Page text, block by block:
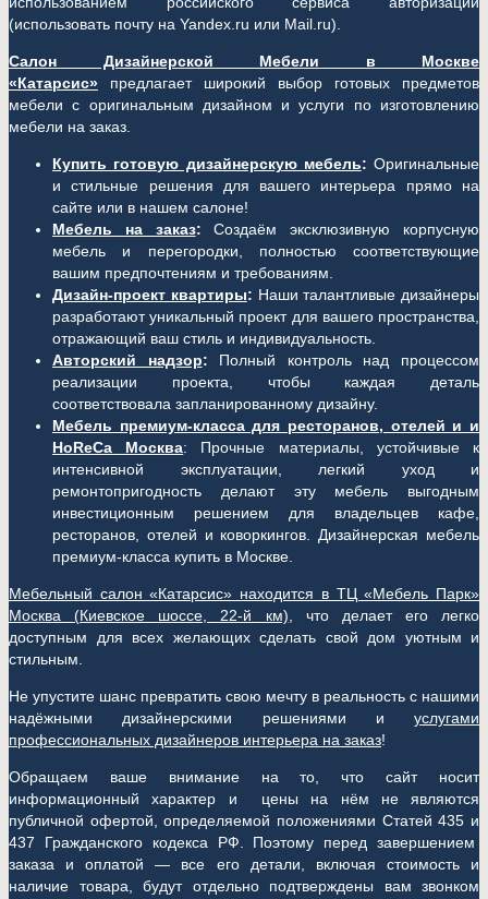
(использовать почту на Yandex.ru или Mail.ru).
Салон Дизайнерской Мебели в Москве
«Катарсис»
предлагает широкий выбор готовых предметов
мебели с оригинальным дизайном и услуги по изготовлению
мебели на заказ.
Купить готовую дизайнерскую мебель: Оригинальные
и стильные решения для вашего интерьера прямо на
сайте или в нашем салоне!
Мебель на заказ: Создаём эксклюзивную корпусную
мебель и перегородки, полностью соответствующие
вашим предпочтениям и требованиям.
Дизайн-проект квартиры: Наши талантливые дизайнеры
разработают уникальный проект для вашего пространства,
отражающий ваш стиль и индивидуальность.
Авторский надзор: Полный контроль над процессом
реализации проекта, чтобы каждая деталь
соответствовала запланированному дизайну.
Мебель премиум-класса для ресторанов, отелей и и
HoReCa Москва: Прочные материалы, устойчивые к
интенсивной эксплуатации, легкий уход и
ремонтопригодность делают эту мебель выгодным
инвестиционным решением для владельцев кафе,
ресторанов, отелей и коворкингов. Дизайнерская мебель
премиум-класса купить в Москве.
Мебельный салон «Катарсис» находится в ТЦ «Мебель Парк»
Москва (Киевское шоссе, 22-й км) , что делает его легко
доступным для всех желающих сделать свой дом уютным и
стильным.
Не упустите шанс превратить свою мечту в реальность с нашими
надёжными дизайнерскими решениями и услугами
профессиональных дизайнеров интерьера на заказ!
Обращаем ваше внимание на то, что сайт носит
информационный характер и цены на нём не являются
публичной офертой, определяемой положениями Статей 435 и
437 Гражданского кодекса РФ. Поэтому перед завершением
заказа и оплатой — все его детали, включая стоимость и
наличие товара, будут отдельно подтверждены вам звонком